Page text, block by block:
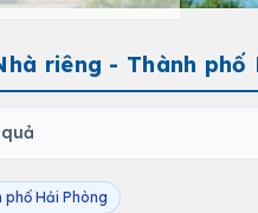
riêng - Thành phố
phố Hải Phòng